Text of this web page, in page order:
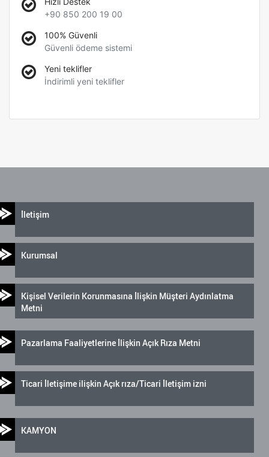
+90 850 200 19 00
100% Güvenli
Güvenli ödeme sistemi
Yeni teklifler
İndirimli yeni teklifler
İletişim
Kurumsal
Kişisel Verilerin Korunmasına İlişkin Müşteri Aydınlatma
Metni
Pazarlama Faaliyetlerine İlişkin Açık Rıza Metni
Ticari İletişime ilişkin Açık rıza/Ticari İletişim izni
KAMYON